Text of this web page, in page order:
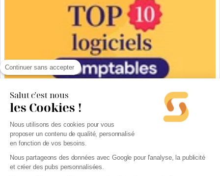
Continuer sans accepter
Salut c'est nous
les Cookies !
Nous utilisons des cookies pour vous
proposer un contenu de qualité, personnalisé
en fonction de vos besoins.
Nous partageons des données avec Google pour l'analyse, la publicité
et créer des pubs personnalisées.
Logiciel comptable
Top 10 - Meilleurs logiciels de comptabilité en 2026
Swapn crée votre entreprise au meilleur tarif sans compromis sur le conseil